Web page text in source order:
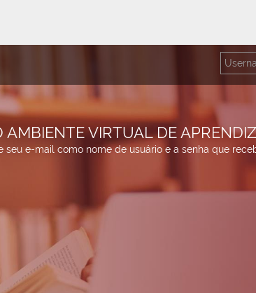
AMBIENTE VIRTUAL DE
seu e-mail como nome de usuário e a senha que